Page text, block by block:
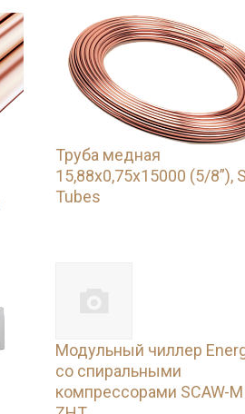
Труба медная
15,88х0,75х15000 (5/8”),
Tubes
Модульный чиллер
со спиральными
компрессорами SCAW-